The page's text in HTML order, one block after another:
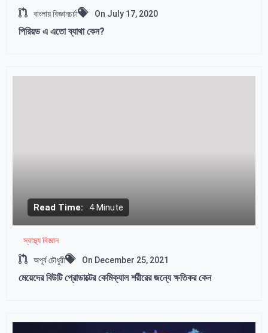
বাংলায় বিজ্ঞানচর্চা On July 17, 2020
পিরিয়ড এ এতো ব্যাথা কেন?
Read Time: 4 Minute
স্বাস্থ্য বিজ্ঞান
অপূর্ব চৌধুরী On December 25, 2021
মেয়েদের বিউটি প্রোডাক্টের কেমিক্যাল শরীরের জন্যে ক্ষতিকর কেন